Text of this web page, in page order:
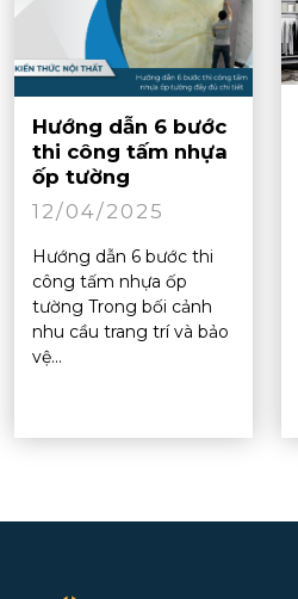
Hướng dẫn 6 bước
thi công tấm nhựa
ốp tường
12/04/2025
Hướng dẫn 6 bước thi
công tấm nhựa ốp
tường Trong bối cảnh
nhu cầu trang trí và bảo
vệ...